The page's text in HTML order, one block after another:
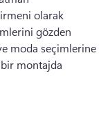
olarak
gözden
moda seçimlerine
montajda